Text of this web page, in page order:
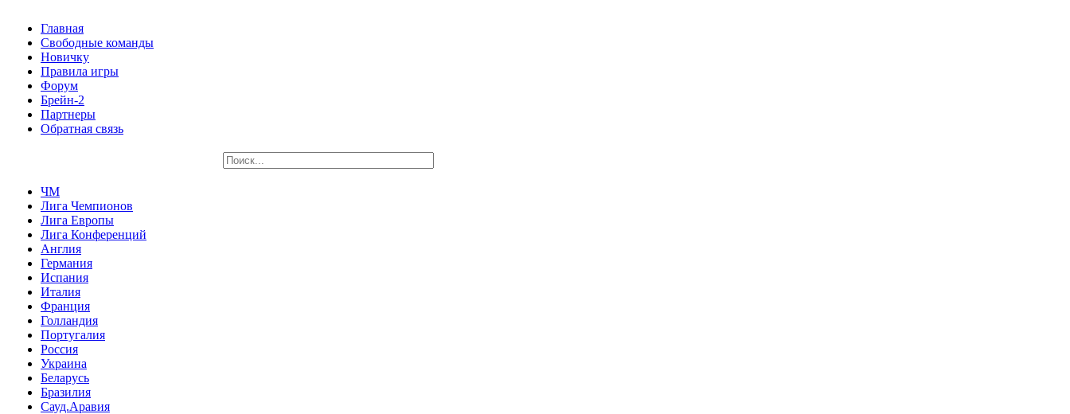
Главная
Свободные команды
Новичку
Правила игры
Форум
Брейн-2
Партнеры
Обратная связь
ЧМ
Лига Чемпионов
Лига Европы
Лига Конференций
Англия
Германия
Испания
Италия
Франция
Голландия
Португалия
Россия
Украина
Беларусь
Бразилия
Сауд.Аравия